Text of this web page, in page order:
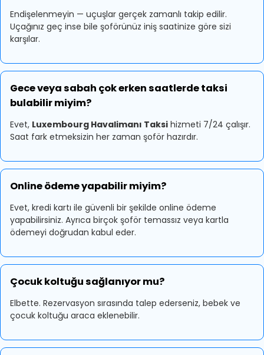
Endişelenmeyin — uçuşlar gerçek zamanlı takip edilir.
Uçağınız geç inse bile şoförünüz iniş saatinize göre sizi
karşılar.
Gece veya sabah çok erken saatlerde taksi
bulabilir miyim?
Evet, Luxembourg Havalimanı Taksi hizmeti 7/24 çalışır.
Saat fark etmeksizin her zaman şoför hazırdır.
Online ödeme yapabilir miyim?
Evet, kredi kartı ile güvenli bir şekilde online ödeme
yapabilirsiniz. Ayrıca birçok şoför temassız veya kartla
ödemeyi doğrudan kabul eder.
Çocuk koltuğu sağlanıyor mu?
Elbette. Rezervasyon sırasında talep ederseniz, bebek ve
çocuk koltuğu araca eklenebilir.